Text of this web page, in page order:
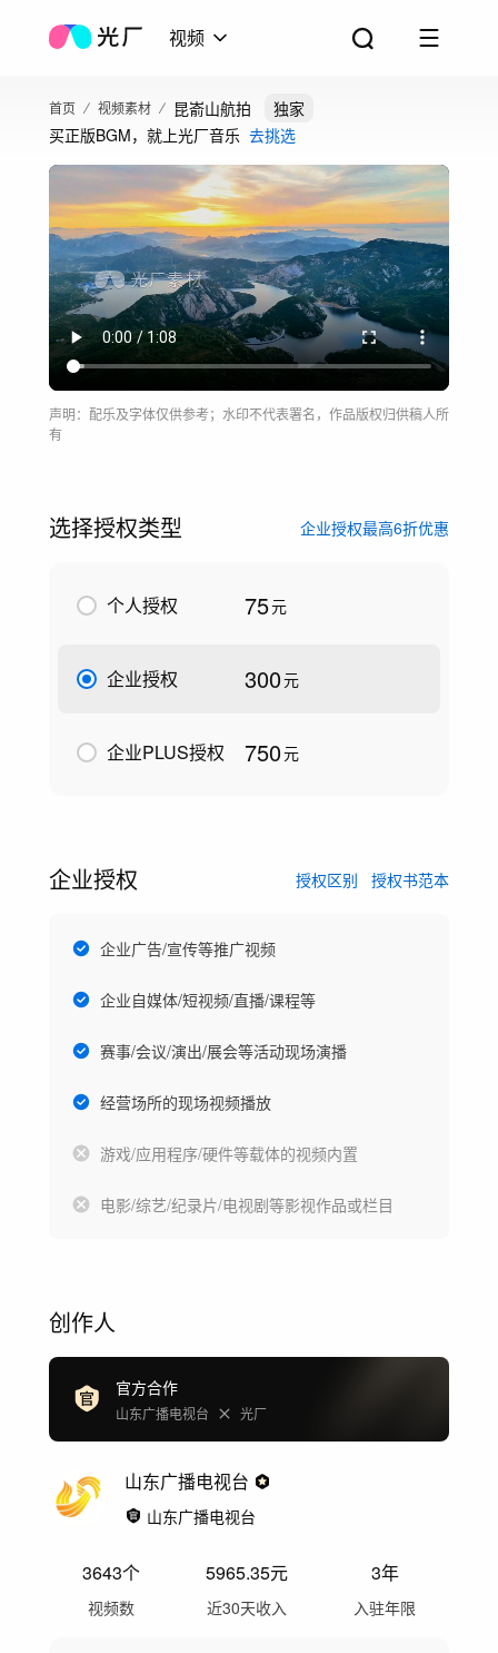
视频
首页 视频素材 昆嵛山航拍
独家
买正版BGM，就上光厂音乐 去挑选
声明：配乐及字体仅供参考；水印不代表署名，作品版权归供稿人所
有
选择授权类型 企业授权最高6折优惠
个人授权 75元
企业授权 300元
企业PLUS授权 750元
企业授权 授权区别 授权书范本
企业广告/宣传等推广视频
企业自媒体/短视频/直播/课程等
赛事/会议/演出/展会等活动现场演播
经营场所的现场视频播放
游戏/应用程序/硬件等载体的视频内置
电影/综艺/纪录片/电视剧等影视作品或栏目
创作人
官方合作
山东广播电视台 光厂
山东广播电视台
山东广播电视台
3643个
视频数
5965.35元
近30天收入
3年
入驻年限